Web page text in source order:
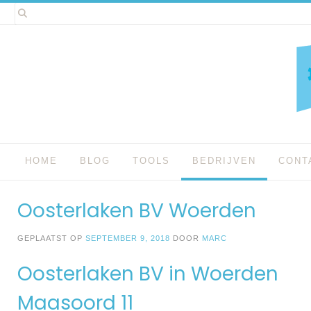
Spring
naar
HOME BLOG TOOLS BEDRIJVEN
Oosterlaken BV Woerden
GEPLAATST OP SEPTEMBER 9, 2018 DOOR MARC
Oosterlaken BV in Woerden
Maasoord 11